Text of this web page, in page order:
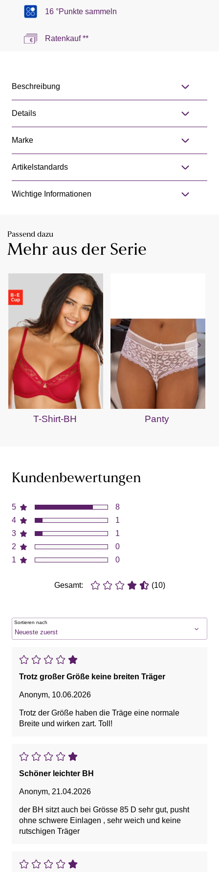
16 °Punkte sammeln
Ratenkauf **
Beschreibung
Details
Marke
Artikelstandards
Wichtige Informationen
Passend dazu
Mehr aus der Serie
T-Shirt-BH Panty
Kundenbewertungen
5
4
3
2
1
8
1
1
0
0
Gesamt: (10)
Sortieren nach
Trotz großer Größe keine breiten Träger
Anonym, 10.06.2026
Trotz der Größe haben die Träge eine normale
Breite und wirken zart. Toll!
Schöner leichter BH
Anonym, 21.04.2026
der BH sitzt auch bei Grösse 85 D sehr gut, pusht
ohne schwere Einlagen , sehr weich und keine
rutschigen Träger